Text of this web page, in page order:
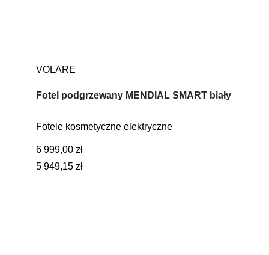
VOLARE
Fotel podgrzewany MENDIAL SMART biały
Fotele kosmetyczne elektryczne
6 999,00 zł
5 949,15 zł